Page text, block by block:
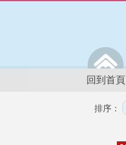
回到首頁
排序：